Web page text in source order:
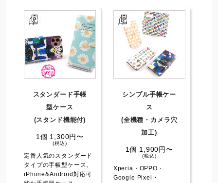
スタンダード手帳
型ケース
(スタンド機能付)
1個 1,300円〜
(税込)
定番人気のスタンダード
タイプの手帳型ケース。
iPhone&Android対応可
シンプル手帳ケー
ス
(全機種・カメラ穴
加工)
1個 1,900円〜
(税込)
Xperia・OPPO・
Google Pixel・